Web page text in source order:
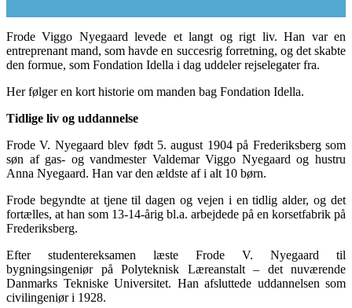
Frode Viggo Nyegaard levede et langt og rigt liv. Han var en
entreprenant mand, som havde en succesrig forretning, og det skabte
den formue, som Fondation Idella i dag uddeler rejselegater fra.
Her følger en kort historie om manden bag Fondation Idella.
Tidlige liv og uddannelse
Frode V. Nyegaard blev født 5. august 1904 på Frederiksberg som
søn af gas- og vandmester Valdemar Viggo Nyegaard og hustru
Anna Nyegaard. Han var den ældste af i alt 10 børn.
Frode begyndte at tjene til dagen og vejen i en tidlig alder, og det
fortælles, at han som 13-14-årig bl.a. arbejdede på en korsetfabrik på
Frederiksberg.
Efter studentereksamen læste Frode V. Nyegaard til
bygningsingeniør på Polyteknisk Læreanstalt – det nuværende
Danmarks Tekniske Universitet. Han afsluttede uddannelsen som
civilingeniør i 1928.